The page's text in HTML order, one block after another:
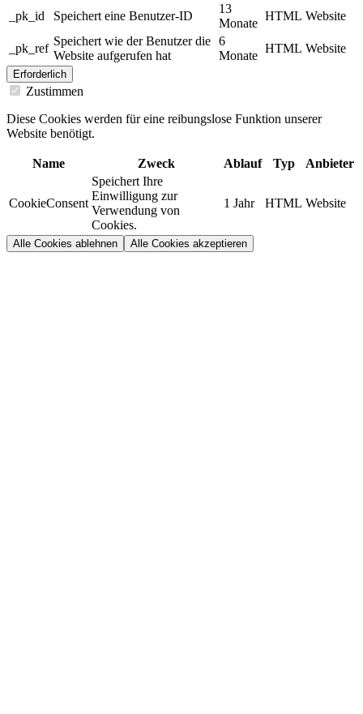
_pk_id Speichert eine Benutzer-ID
13
Monate
HTML Website
_pk_ref
Speichert wie der Benutzer die
Website aufgerufen hat
6
Monate
HTML Website
Erforderlich
Zustimmen
Diese Cookies werden für eine reibungslose Funktion unserer
Website benötigt.
Name Zweck Ablauf Typ Anbieter
CookieConsent
Speichert Ihre
Einwilligung zur
Verwendung von
Cookies.
1 Jahr HTML Website
Alle Cookies ablehnen Alle Cookies akzeptieren